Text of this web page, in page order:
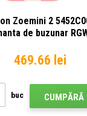
Zoemini 2
de buzunar
469.66 lei
buc CUMPĂRĂ